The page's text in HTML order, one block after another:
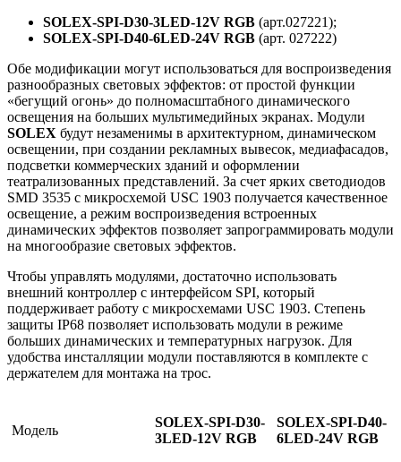
SOLEX-SPI-D30-3LED-12V RGB (арт.027221);
SOLEX-SPI-D40-6LED-24V RGB (арт. 027222)
Обе модификации могут использоваться для воспроизведения
разнообразных световых эффектов: от простой функции
«бегущий огонь» до полномасштабного динамического
освещения на больших мультимедийных экранах. Модули
SOLEX будут незаменимы в архитектурном, динамическом
освещении, при создании рекламных вывесок, медиафасадов,
подсветки коммерческих зданий и оформлении
театрализованных представлений. За счет ярких светодиодов
SMD 3535 с микросхемой USC 1903 получается качественное
освещение, а режим воспроизведения встроенных
динамических эффектов позволяет запрограммировать модули
на многообразие световых эффектов.
Чтобы управлять модулями, достаточно использовать
внешний контроллер с интерфейсом SPI, который
поддерживает работу с микросхемами USC 1903. Степень
защиты IP68 позволяет использовать модули в режиме
больших динамических и температурных нагрузок. Для
удобства инсталляции модули поставляются в комплекте с
держателем для монтажа на трос.
Модель
SOLEX-SPI-D30-
3LED-12V RGB
SOLEX-SPI-D40-
6LED-24V RGB